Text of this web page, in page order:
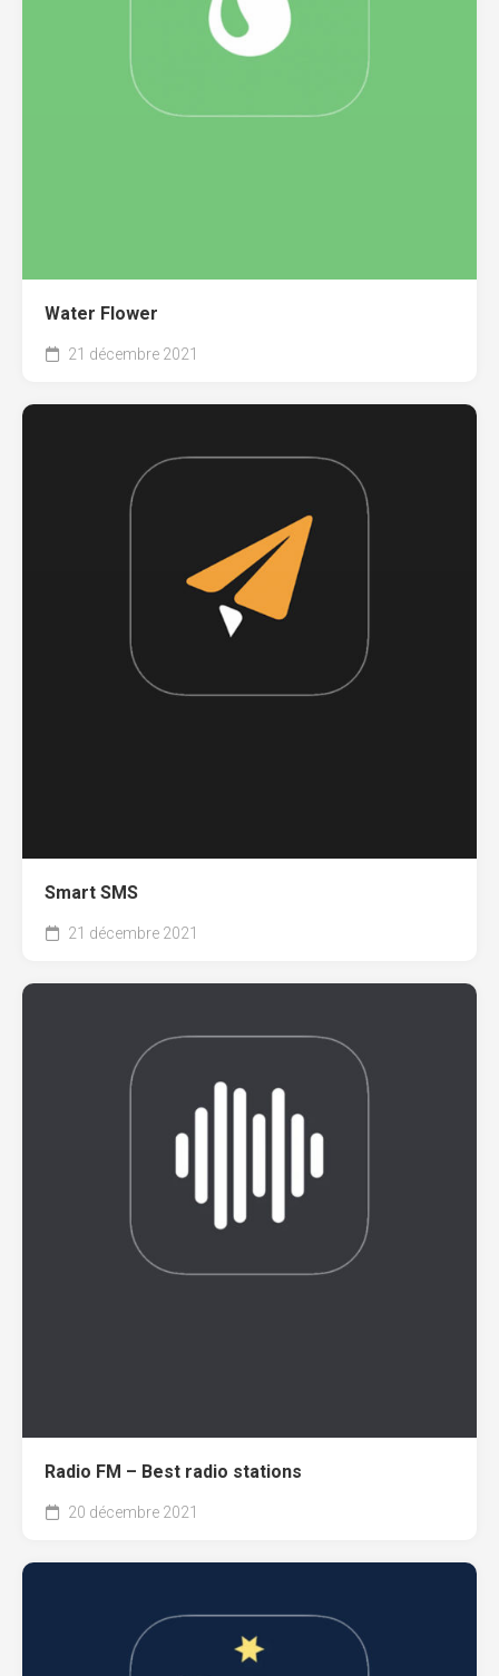
Water Flower
21 décembre 2021
Smart SMS
21 décembre 2021
Radio FM – Best radio stations
20 décembre 2021